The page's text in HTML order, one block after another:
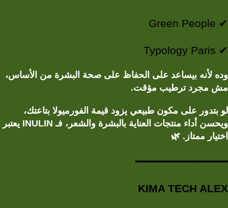
✔ Green People
✔ Typology Paris
وده لأنه بيساعد على الحفاظ على صحة البشرة من الأساس،
مش مجرد ترطيب مؤقت.
لو بتدور على مكون طبيعي يزود قيمة الفورميولا بتاعتك،
ويحسن أداء منتجات العناية بالبشرة والشعر، فـ INULIN يعتبر
اختيار ممتاز. 🌿
━━━━━━━━━━━━━━
KIMA TECH ALEX